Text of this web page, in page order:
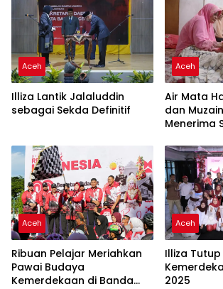
Aceh
Illiza Lantik Jalaluddin
sebagai Sekda Definitif
Aceh
Air Mata
dan
Menerima
Aceh
Ribuan Pelajar Meriahkan
Pawai Budaya
Kemerdekaan di Banda
Aceh
Illiza
2025